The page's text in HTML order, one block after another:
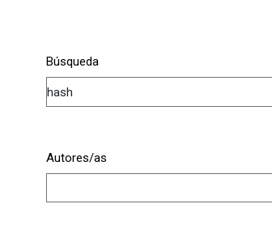
Búsqueda
Autores/as